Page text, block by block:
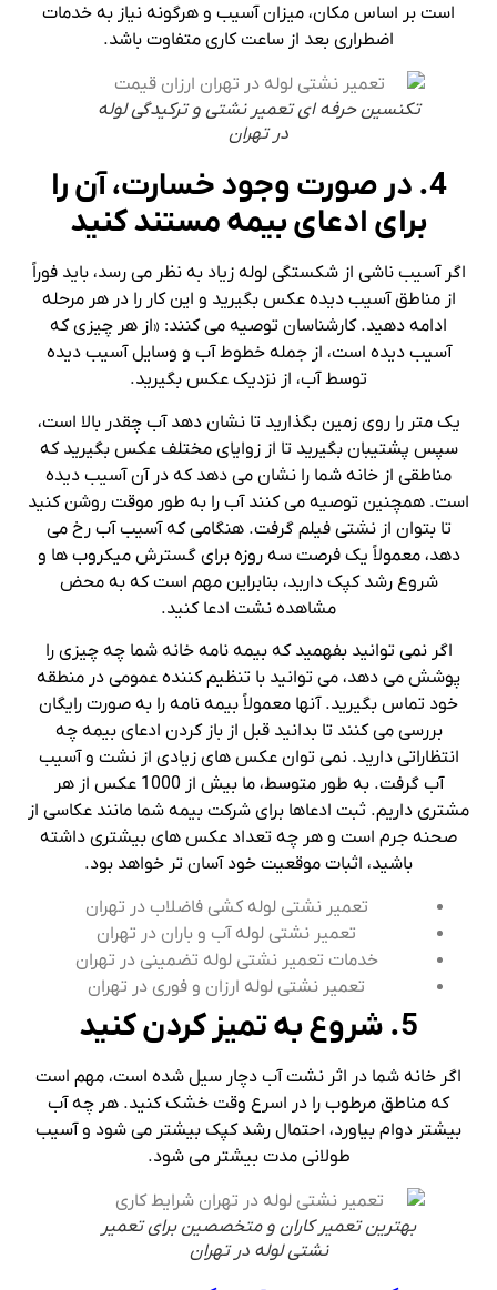
است بر اساس مکان، میزان آسیب و هرگونه نیاز به خدمات
اضطراری بعد از ساعت کاری متفاوت باشد.
تکنسین حرفه ای تعمیر نشتی و ترکیدگی لوله
در تهران
4. در صورت وجود خسارت، آن را
برای ادعای بیمه مستند کنید
اگر آسیب ناشی از شکستگی لوله زیاد به نظر می رسد، باید فوراً
از مناطق آسیب دیده عکس بگیرید و این کار را در هر مرحله
ادامه دهید. کارشناسان توصیه می کنند: «از هر چیزی که
آسیب دیده است، از جمله خطوط آب و وسایل آسیب دیده
توسط آب، از نزدیک عکس بگیرید.
یک متر را روی زمین بگذارید تا نشان دهد آب چقدر بالا است،
سپس پشتیبان بگیرید تا از زوایای مختلف عکس بگیرید که
مناطقی از خانه شما را نشان می دهد که در آن آسیب دیده
است. همچنین توصیه می کنند آب را به طور موقت روشن کنید
تا بتوان از نشتی فیلم گرفت. هنگامی که آسیب آب رخ می
دهد، معمولاً یک فرصت سه روزه برای گسترش میکروب ها و
شروع رشد کپک دارید، بنابراین مهم است که به محض
مشاهده نشت ادعا کنید.
اگر نمی توانید بفهمید که بیمه نامه خانه شما چه چیزی را
پوشش می دهد، می توانید با تنظیم کننده عمومی در منطقه
خود تماس بگیرید. آنها معمولاً بیمه نامه را به صورت رایگان
بررسی می کنند تا بدانید قبل از باز کردن ادعای بیمه چه
انتظاراتی دارید. نمی توان عکس های زیادی از نشت و آسیب
آب گرفت. به طور متوسط، ما بیش از 1000 عکس از هر
مشتری داریم. ثبت ادعاها برای شرکت بیمه شما مانند عکاسی از
صحنه جرم است و هر چه تعداد عکس های بیشتری داشته
باشید، اثبات موقعیت خود آسان تر خواهد بود.
تعمیر نشتی لوله کشی فاضلاب در تهران
تعمیر نشتی لوله آب و باران در تهران
خدمات تعمیر نشتی لوله تضمینی در تهران
تعمیر نشتی لوله ارزان و فوری در تهران
5. شروع به تمیز کردن کنید
اگر خانه شما در اثر نشت آب دچار سیل شده است، مهم است
که مناطق مرطوب را در اسرع وقت خشک کنید. هر چه آب
بیشتر دوام بیاورد، احتمال رشد کپک بیشتر می شود و آسیب
طولانی مدت بیشتر می شود.
بهترین تعمیر کاران و متخصصین برای تعمیر
نشتی لوله در تهران